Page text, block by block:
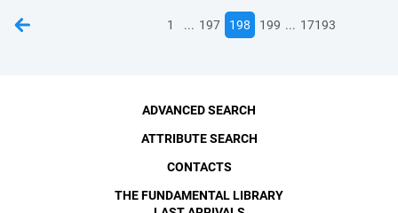
1 ... 197 198 199 ... 17193
ADVANCED SEARCH
ATTRIBUTE SEARCH
CONTACTS
THE FUNDAMENTAL LIBRARY